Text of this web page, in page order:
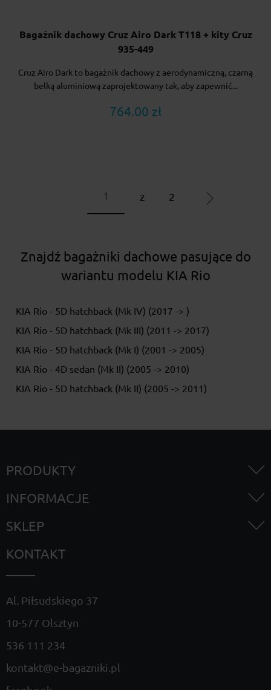
Bagażnik dachowy Cruz Airo Dark T118 + kity Cruz
935-449
Cruz Airo Dark to bagażnik dachowy z aerodynamiczną, czarną
belką aluminiową zaprojektowany tak, aby zapewnić...
764.00 zł
z 2
Znajdź bagażniki dachowe pasujące do
wariantu modelu KIA Rio
KIA Rio - 5D hatchback (Mk IV) (2017 -> )
KIA Rio - 5D hatchback (Mk III) (2011 -> 2017)
KIA Rio - 5D hatchback (Mk I) (2001 -> 2005)
KIA Rio - 4D sedan (Mk II) (2005 -> 2010)
KIA Rio - 5D hatchback (Mk II) (2005 -> 2011)
PRODUKTY
INFORMACJE
SKLEP
KONTAKT
Al. Piłsudskiego 37
10-577 Olsztyn
536 111 234
kontakt@e-bagazniki.pl